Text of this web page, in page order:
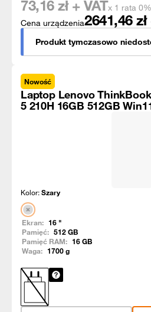
Cena urządzenia2641,46
73,16 zł + VATx 1 rata 0%
Produkt tymczasowo
Nowość
Laptop Lenovo
5 210H 16GB 512GB
Kolor:Szary
Ekran: 16 "
Pamięć: 512GB
Pamięć RAM: 16GB
Waga: 1700g